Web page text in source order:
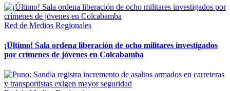
Red de Medios Regionales
¡Último! Sala ordena liberación de ocho militares investigados
por crímenes de jóvenes en Colcabamba